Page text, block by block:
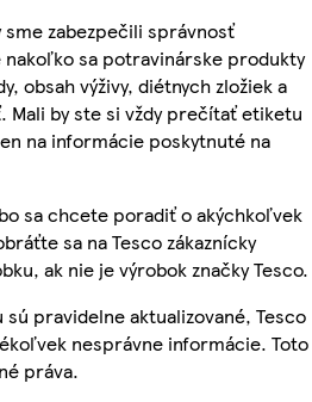
zabezpečili správnosť
sa potravinárske produkty
obsah výživy, diétnych zložiek a
Mali by ste si vždy prečítať etiketu
na informácie poskytnuté na
sa chcete poradiť o akýchkoľvek
sa na Tesco zákaznícky
ak nie je výrobok značky Tesco.
pravidelne aktualizované, Tesco
nesprávne informácie. Toto
práva.